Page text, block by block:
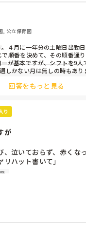
2日まで、と制限をかける
育に入ることのできる日
、土曜出勤が難しければ
てもらう
策を取り入れることを考
, 公立保育園
４月に一年分の土曜日出勤
順番を決めて、その順番通
が基本ですが、シフトを9人
しかない月は無しの時もあり
告してます。
回答をもっと見る
り
が
、泣いておらず、赤くな
ハット書いて」
ない）
内容でも
を練って書き込むように
を考えさせられること多数